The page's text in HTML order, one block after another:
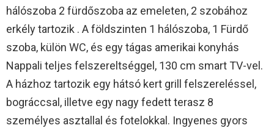
hálószoba 2 fürdőszoba az emeleten, 2 szobához
erkély tartozik . A földszinten 1 hálószoba, 1 Fürdő
szoba, külön WC, és egy tágas amerikai konyhás
Nappali teljes felszereltséggel, 130 cm smart TV-vel.
A házhoz tartozik egy hátsó kert grill felszereléssel,
bográccsal, illetve egy nagy fedett terasz 8
személyes asztallal és fotelokkal. Ingyenes gyors